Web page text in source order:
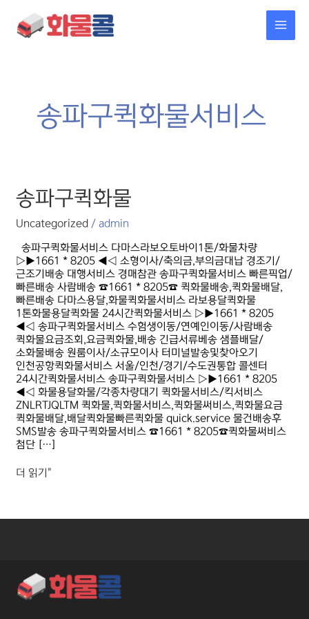
건너뛰기
송파구퀵화물서비스
송파구퀵화물
Uncategorized /admin
송파구퀵화물서비스 다마스라보오토바이1톤/화물차량
▷▶1661 * 8205 ◀◁ 소형이사/축의금,부의금대납 경조기/
근조기배송 대행서비스 경매참관 송파구퀵화물서비스 빠른픽업/
빠른배송 사람배송 ☎1661 * 8205☎ 퀵화물배송,퀵화물배달,
빠른배송 다마스용달,화물퀵화물서비스 라보용달퀵화물
1톤화물용달퀵화물 24시간퀵화물서비스 ▷▶1661 * 8205
◀◁ 송파구퀵화물서비스 수험생이동/연예인이동/사람배송
퀵화물요금조회,요금퀵화물,배송 긴급서류베송 샘플배달/
소화물배송 원룸이사/소규모이사 터미널발송및찾아오기
인천공항퀵화물서비스 서울/인천/경기/수도권통합 콜센터
24시간퀵화물서비스 송파구퀵화물서비스 ▷▶1661 * 8205
◀◁ 화물용달화물/각종차량대기 퀵화물서비스/킥서비스
ZNLRTJQLTM 퀵화물,퀵화물서비스,퀵화물써비스,퀵화물요금
퀵화물배달,배달퀵화물빠른퀵화물 quick.service 물건배송후
SMS발송 송파구퀵화물서비스 ☎1661 * 8205☎퀵화물써비스
첨단 […]
송파구퀵화물
더 읽기"